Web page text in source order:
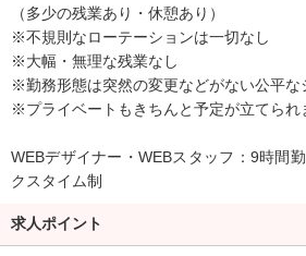
（多少の残業あり・休憩あり）
※不規則なローテーションは一切なし
※大幅・無理な残業なし
※勤務形態は突然の変更などがない公平な
※プライベートもきちんと予定が立てられ
WEBデザイナー・WEBスタッフ：9時間
クスタイム制
求人ポイント